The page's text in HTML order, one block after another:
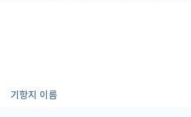
기항지 이름